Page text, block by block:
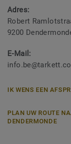
Adres:
Robert
9200
E-Mail:
IK WENS EEN
PLAN UW ROUTE
DENDERMONDE